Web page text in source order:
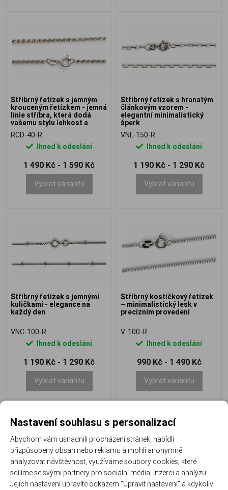
Stříbrný řetízek s jemným
krouceným řetízkem - jemná
linie stříbra, která dodá
vašemu stylu lehkost a
nenápadnou eleganci
RCD-40-R
Ihned k odeslání
1 490 Kč - 1 590 Kč
Vybrat variantu
Stříbrný řetízek s hranatým
článkovým vzorem -
elegantní minimalistický
šperk
VNL-150-R
Ihned k odeslání
1 190 Kč - 1 290 Kč
Vybrat variantu
Stříbrný řetízek s jemnými
kuličkami - elegance na
každý den
VNC-100-R
Ihned k odeslání
1 190 Kč - 1 290 Kč
Vybrat variantu
Stříbrný kostičkový řetízek
– minimalistický lesk v
precizním provedení
V-100-R
Ihned k odeslání
990 Kč - 1 490 Kč
Vybrat variantu
Doprava zdarma
Nastavení souhlasu s personalizací
Abychom vám usnadnili procházení stránek, nabídli
přizpůsobený obsah nebo reklamu a mohli anonymně
analyzovat návštěvnost, využíváme soubory cookies, které
sdílíme se svými partnery pro sociální média, inzerci a analýzu.
Jejich nastavení upravíte odkazem "Upravit nastavení" a kdykoliv